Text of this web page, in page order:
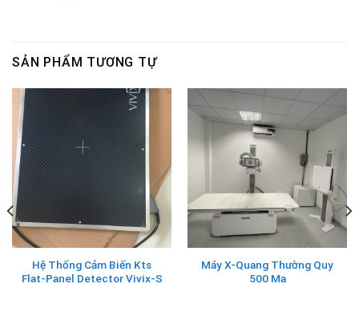
SẢN PHẨM TƯƠNG TỰ
Hệ Thống Cảm Biến Kts
Flat-Panel Detector Vivix-S
Máy X-Quang Thường Quy
500 Ma